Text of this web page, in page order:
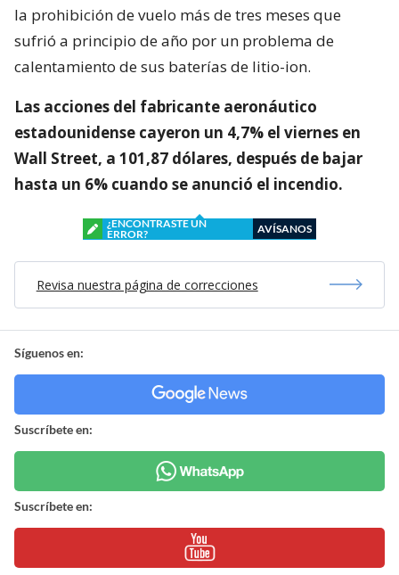
la prohibición de vuelo más de tres meses que
sufrió a principio de año por un problema de
calentamiento de sus baterías de litio-ion.
Las acciones del fabricante aeronáutico
estadounidense cayeron un 4,7% el viernes en
Wall Street, a 101,87 dólares, después de bajar
hasta un 6% cuando se anunció el incendio.
¿ENCONTRASTE UN
ERROR?
AVÍSANOS
Revisa nuestra página de correcciones
Síguenos en:
Suscríbete en:
Suscríbete en: